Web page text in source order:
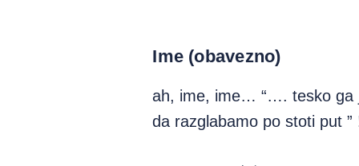
Ime (obavezno)
ah, ime, ime… “…. tesko ga
da razglabamo po stoti put ”